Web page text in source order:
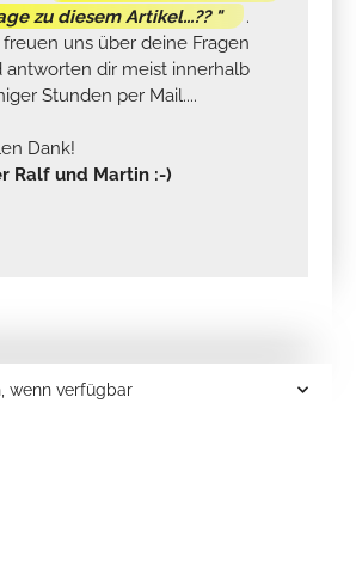
zu diesem Artikel...?? "
.
uns über deine Fragen
antworten dir meist innerhalb
Stunden per Mail....
Dank!
Ralf und Martin :-)
wenn verfügbar